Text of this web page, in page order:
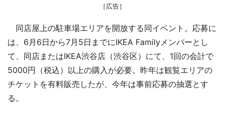
［広告］
同店屋上の駐車場エリアを開放する同イベント。応募に
は、6月6日から7月5日までにIKEA Familyメンバーとし
て、同店またはIKEA渋谷店（渋谷区）にて、1回の会計で
5000円（税込）以上の購入が必要。昨年は観覧エリアの
チケットを有料販売したが、今年は事前応募の抽選とす
る。